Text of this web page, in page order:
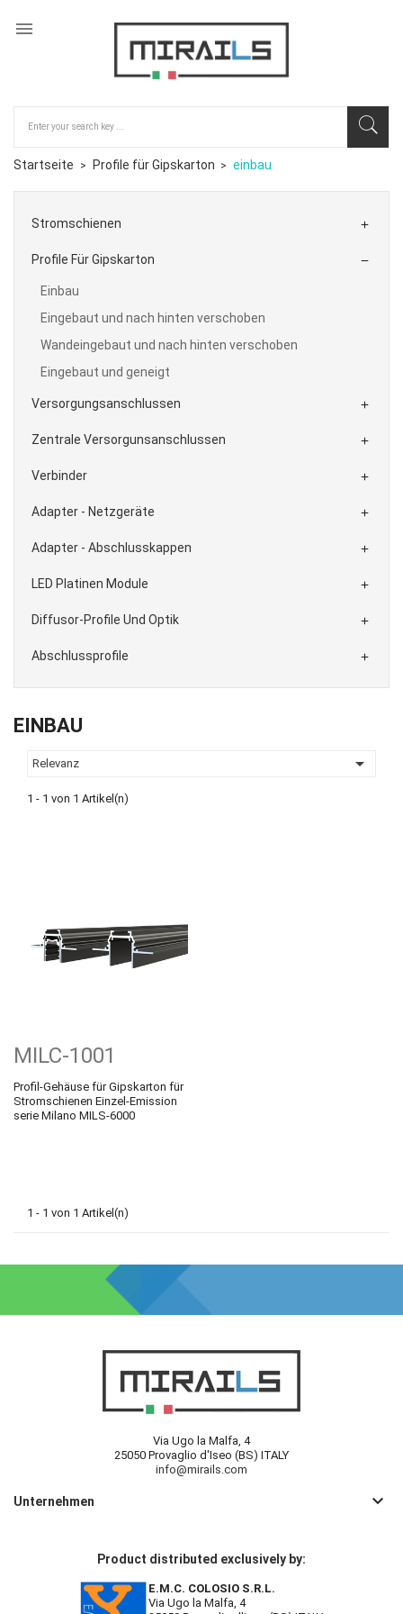

Startseite Profile für Gipskarton einbau
Stromschienen 
Profile Für Gipskarton 
Einbau
Eingebaut und nach hinten verschoben
Wandeingebaut und nach hinten verschoben
Eingebaut und geneigt
Versorgungsanschlussen 
Zentrale Versorgunsanschlussen 
Verbinder 
Adapter - Netzgeräte 
Adapter - Abschlusskappen 
LED Platinen Module 
Diffusor-Profile Und Optik 
Abschlussprofile 
EINBAU
Relevanz 
1 - 1 von 1 Artikel(n)
MILC-1001
Profil-Gehäuse für Gipskarton für
Stromschienen Einzel-Emission
serie Milano MILS-6000
1 - 1 von 1 Artikel(n)
Via Ugo la Malfa, 4
25050 Provaglio d'Iseo (BS) ITALY
info@mirails.com
Unternehmen keyboard_arrow_down
Product distributed exclusively by:
E.M.C. COLOSIO S.R.L.
Via Ugo la Malfa, 4